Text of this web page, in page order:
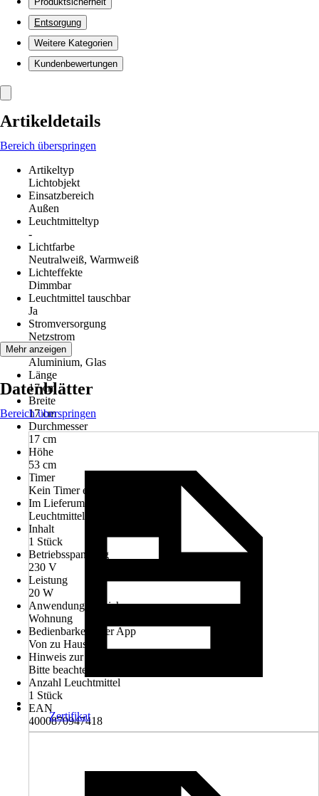
Entsorgung
Weitere Kategorien
Kundenbewertungen
Artikeldetails
Bereich überspringen
Artikeltyp
Lichtobjekt
Einsatzbereich
Außen
Leuchtmitteltyp
-
Lichtfarbe
Neutralweiß, Warmweiß
Lichteffekte
Dimmbar
Leuchtmittel tauschbar
Ja
Stromversorgung
Netzstrom
Material
Aluminium, Glas
Länge
17 cm
Breite
17 cm
Durchmesser
17 cm
Höhe
53 cm
Timer
Kein Timer enthalten
Im Lieferumfang enthalten
Leuchtmittel
Inhalt
1 Stück
Betriebsspannung
230 V
Leistung
20 W
Anwendungsbereich
Wohnung
Bedienbarkeit über App
Von zu Hause
Hinweis zur Entsorgung
Bitte beachte die Hinweise zur Entsorgung
Anzahl Leuchtmittel
1 Stück
EAN
4000870947418
Mehr anzeigen
Datenblätter
Bereich überspringen
Zertifikat